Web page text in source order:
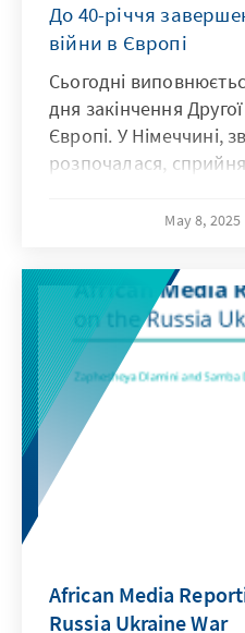
До 40-річчя
війни в Європі
Сьогодні
дня закінчення Другої
Європі. У Німеччині,
розпочалася,
протягом цих 80
цих 80 років -
Федерального
Вайцзеккера з нагоди
закінчення війни 8
минуло ще понад
революції в НДР, яка
без змін в інших
Поразка чи
поняття в німецькій
завершення війни —
важливу роль і в
маніпуляцій, зокрема
тому ми вперше
May 8, 2025
African Media
Russia Ukraine War